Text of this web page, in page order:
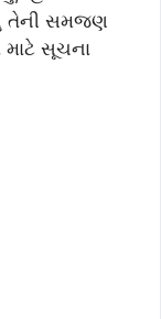
તેની સમજણ
માટે સૂચના